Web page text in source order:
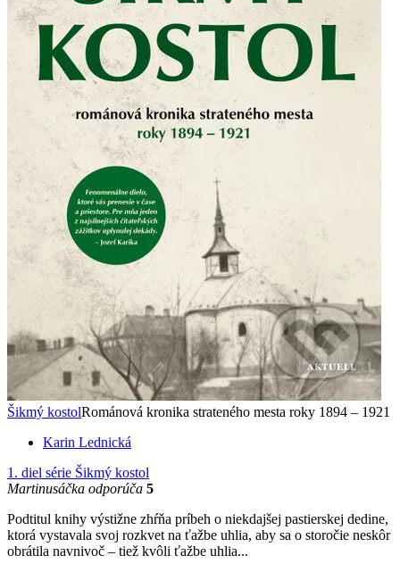
Šikmý kostolRománová kronika strateného mesta roky 1894 – 1921
Karin Lednická
1. diel série Šikmý kostol
Martinusáčka odporúča 5
Podtitul knihy výstižne zhŕňa príbeh o niekdajšej pastierskej dedine,
ktorá vystavala svoj rozkvet na ťažbe uhlia, aby sa o storočie neskôr
obrátila navnivoč – tiež kvôli ťažbe uhlia...